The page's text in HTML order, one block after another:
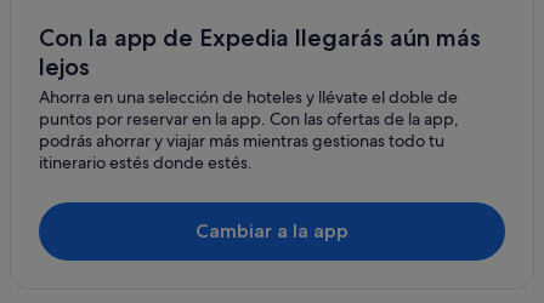
Hoteles cerca de Museo Etnológico Molí de Dalt
Complejos turísticos en Sant Lluis
Casas privadas de vacaciones en Sant Lluis
Binidalí
S'Ullastrar
Biniancolla
Binibeca Vell
Con la app de Expedia llegarás aún más
lejos
Ahorra en una selección de hoteles y llévate el doble de
puntos por reservar en la app. Con las ofertas de la app,
podrás ahorrar y viajar más mientras gestionas todo tu
itinerario estés donde estés.
Cambiar a la app